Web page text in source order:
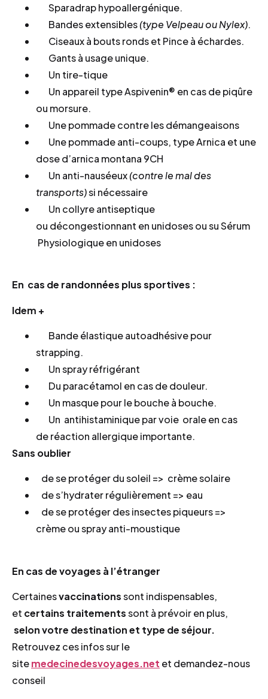
Sparadrap hypoallergénique.
Bandes extensibles(type Velpeau ou Nylex).
Ciseaux à bouts ronds et Pince à échardes.
Gants à usage unique.
Un tire-tique
Un appareil type Aspivenin® en cas de piqûre
ou morsure.
Une pommade contre les démangeaisons
Une pommade anti-coups, type Arnica et une
dose d’arnica montana 9CH
Un anti-nauséeux(contre le mal des
transports)si nécessaire
Un collyre antiseptique
ou décongestionnant en unidoses ou su Sérum
Physiologique en unidoses
En cas de randonnées plus sportives :
Idem +
Bande élastique autoadhésive pour
strapping.
Un spray réfrigérant
Du paracétamol en cas de douleur.
Un masque pour le bouche à bouche.
Un antihistaminique par voie orale en cas
de réaction allergique importante.
Sans oublier
de se protéger du soleil => crème solaire
de s’hydrater régulièrement => eau
de se protéger des insectes piqueurs =>
crème ou spray anti-moustique
En cas de voyages à l’étranger
Certainesvaccinationssont indispensables,
et certains traitementssont à prévoir en plus,
selon votre destination et type de séjour.
Retrouvez ces infos sur le
sitemedecinedesvoyages.net et demandez-nous
conseil